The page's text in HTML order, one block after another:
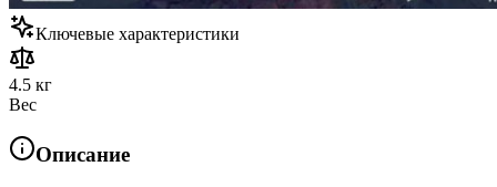
Ключевые характеристики
4.5 кг
Вес
Описание